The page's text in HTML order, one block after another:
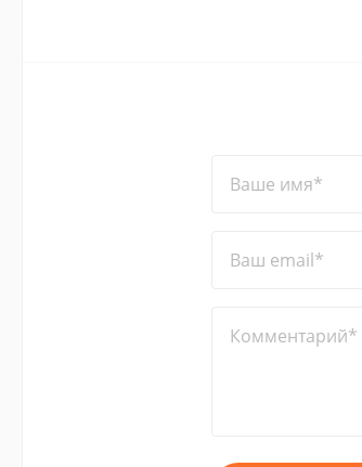
Ваше имя*
Ваш email*
Комментарий*